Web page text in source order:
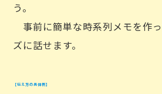
う。
事前に簡単な時系列メモを作
ズに話せます。
【伝え方の具体例】